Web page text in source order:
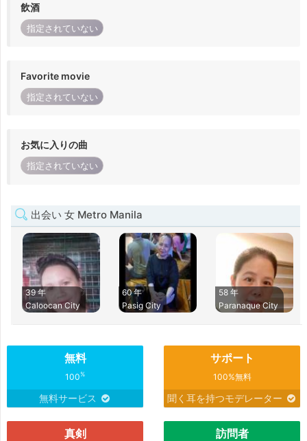
飲酒
指定されていない
Favorite movie
指定されていない
お気に入りの曲
指定されていない
出会い 女 Metro Manila
39 年
Caloocan City
60 年
Pasig City
58 年
Paranaque City
無料
100%
無料サービス
サポート
100%無料
聞く耳を持つモデレーター
真剣 訪問者